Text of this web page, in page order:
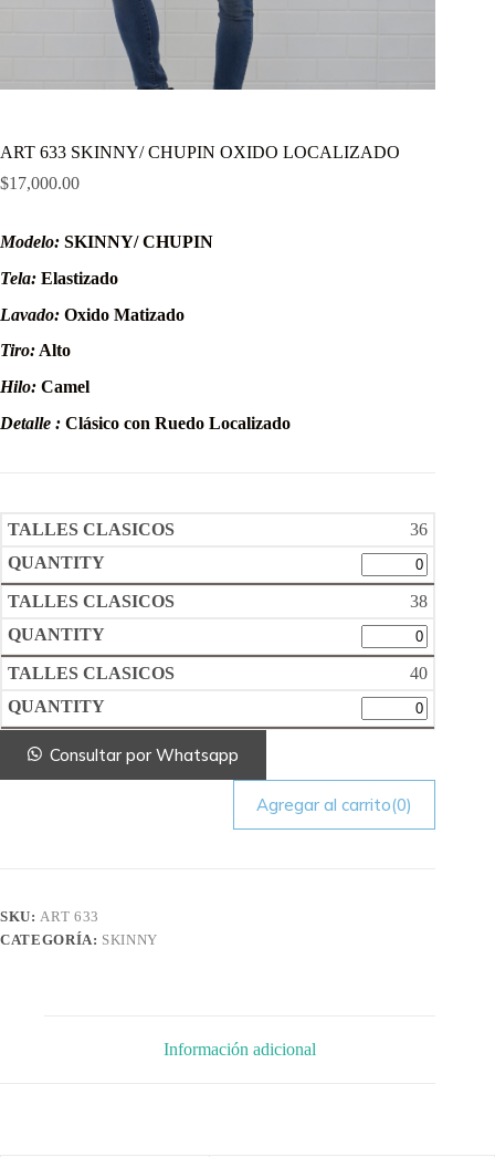
ART 633 SKINNY/ CHUPIN OXIDO LOCALIZADO
$17,000.00
Modelo: SKINNY/ CHUPIN
Tela: Elastizado
Lavado: Oxido Matizado
Tiro:Alto
Hilo: Camel
Detalle : Clásico con Ruedo Localizado
36
38
40
Consultar por Whatsapp
Agregar al carrito(0)
SKU:ART 633
CATEGORÍA: SKINNY
Información adicional